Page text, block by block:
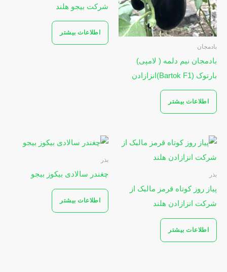
بادمجان
بادمجان نیم دلمه ( لامپی)
بارتوک (Bartok F1)انزازادن
اطلاعات بیشتر
شرکت بیجو هلند
اطلاعات بیشتر
بذر
پیاز روز کوتاه قرمز مالبک از
شرکت انزازادن هلند
اطلاعات بیشتر
بذر
چغندر سالادی بیکوز بیجو
اطلاعات بیشتر